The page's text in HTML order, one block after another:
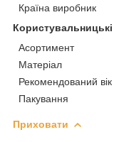
Країна виробник
Асортимент
Матеріал
Рекомендований вік
Пакування
Приховати